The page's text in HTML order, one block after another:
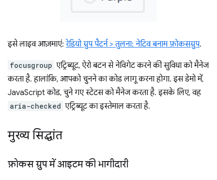
इसे लाइव आज़माएं:रेडियो ग्रुप पैटर्न > तुलना: नेटिव बनाम फ़ोकसग्रुप.
focusgroup एट्रिब्यूट, ऐरो बटन से नेविगेट करने की सुविधा को मैनेज
करता है. हालांकि, आपको चुनने का कोड लागू करना होगा. इस डेमो में,
JavaScript कोड, चुने गए स्टेटस को मैनेज करता है. इसके लिए, वह
aria-checked एट्रिब्यूट का इस्तेमाल करता है.
मुख्य सिद्धांत
फ़ोकस ग्रुप में आइटम की भागीदारी